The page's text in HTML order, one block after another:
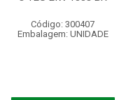
Código: 300407
Embalagem: UNIDADE